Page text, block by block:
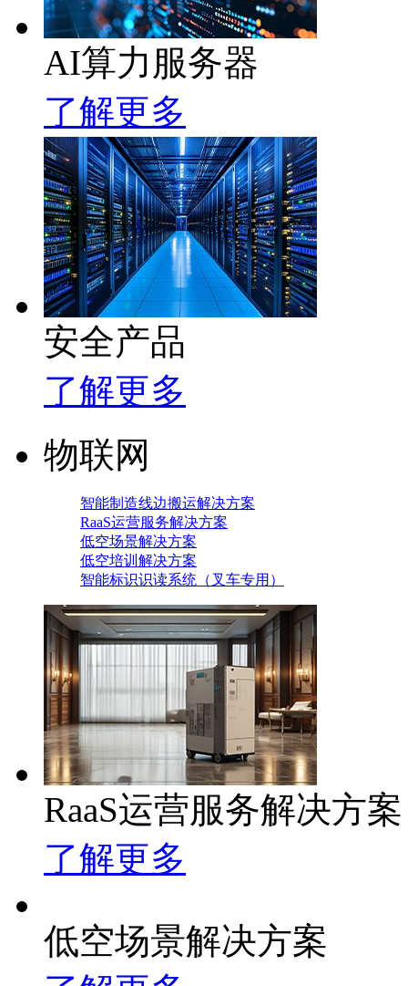
AI算力服务器
了解更多
安全产品
了解更多
物联网
智能制造线边搬运解决方案
RaaS运营服务解决方案
低空场景解决方案
低空培训解决方案
智能标识识读系统（叉车专用）
RaaS运营服务解决方案
了解更多
低空场景解决方案